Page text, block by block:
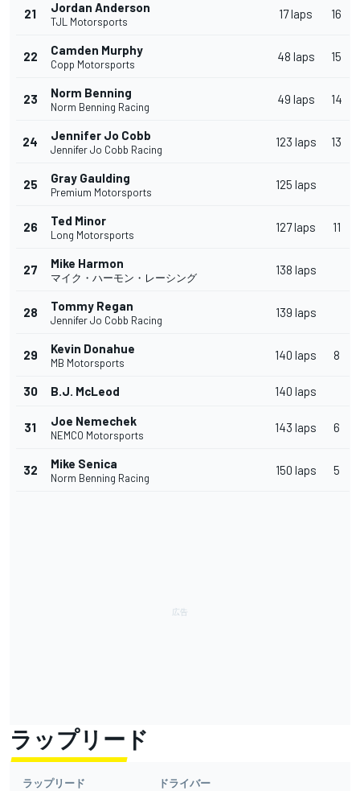
21 Jordan Anderson
TJL Motorsports
17 laps 16
22 Camden Murphy
Copp Motorsports
48 laps 15
23 Norm Benning
Norm Benning Racing
49 laps 14
24 Jennifer Jo Cobb
Jennifer Jo Cobb Racing
123 laps 13
25 Gray Gaulding
Premium Motorsports
125 laps
26 Ted Minor
Long Motorsports
127 laps 11
27 Mike Harmon
マイク・ハーモン・レーシング
138 laps
28 Tommy Regan
Jennifer Jo Cobb Racing
139 laps
29 Kevin Donahue
MB Motorsports
140 laps 8
30 B.J. McLeod 140 laps
31 Joe Nemechek
NEMCO Motorsports
143 laps 6
32 Mike Senica
Norm Benning Racing
150 laps 5
ラップリード
ラップリード ドライバー